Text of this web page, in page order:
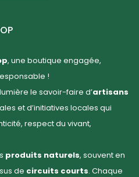
, une boutique engagée,
!
le savoir-faire d’artisans
et d’initiatives locales qui
respect du vivant,
produits naturels, souvent en
de circuits courts. Chaque